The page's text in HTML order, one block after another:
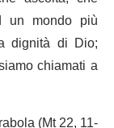
un mondo più
dignità di Dio;
chiamati a